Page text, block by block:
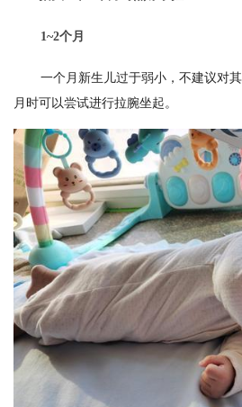
1~2个月
一个月新生儿过于弱小，不建议对
月时可以尝试进行拉腕坐起。